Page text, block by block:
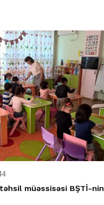
müəssisəsi BŞTİ-nin